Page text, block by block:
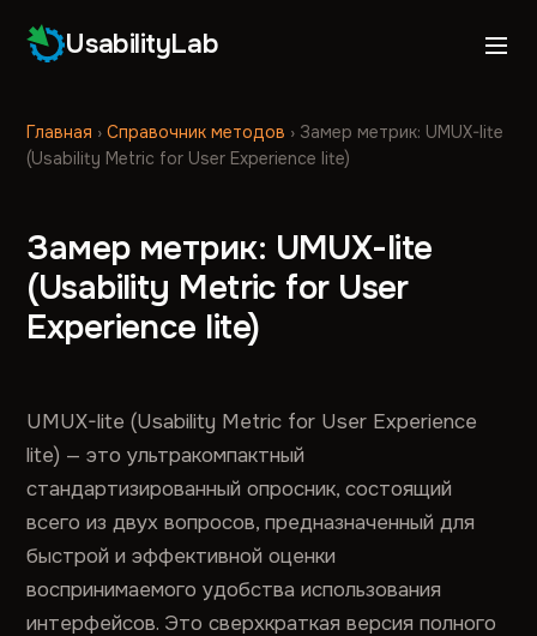
UsabilityLab
Главная ›Справочник методов › Замер метрик: UMUX-lite
(Usability Metric for User Experience lite)
Замер метрик: UMUX-lite
(Usability Metric for User
Experience lite)
UMUX-lite (Usability Metric for User Experience
lite) — это ультракомпактный
стандартизированный опросник, состоящий
всего из двух вопросов, предназначенный для
быстрой и эффективной оценки
воспринимаемого удобства использования
интерфейсов. Это сверхкраткая версия полного